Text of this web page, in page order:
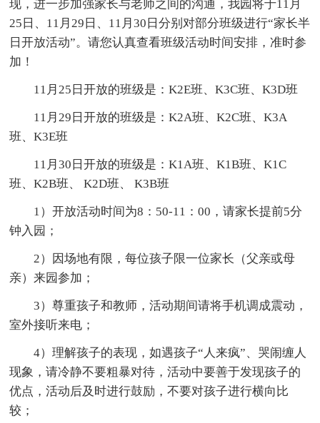
现，进一步加强家长与老师之间的沟通，我园将于11月
25日、11月29日、11月30日分别对部分班级进行“家长半
日开放活动”。请您认真查看班级活动时间安排，准时参
加！
11月25日开放的班级是：K2E班、K3C班、K3D班
11月29日开放的班级是：K2A班、K2C班、K3A
班、K3E班
11月30日开放的班级是：K1A班、K1B班、K1C
班、K2B班、 K2D班、 K3B班
1）开放活动时间为8：50-11：00，请家长提前5分
钟入园；
2）因场地有限，每位孩子限一位家长（父亲或母
亲）来园参加；
3）尊重孩子和教师，活动期间请将手机调成震动，
室外接听来电；
4）理解孩子的表现，如遇孩子“人来疯”、哭闹缠人
现象，请冷静不要粗暴对待，活动中要善于发现孩子的
优点，活动后及时进行鼓励，不要对孩子进行横向比
较；